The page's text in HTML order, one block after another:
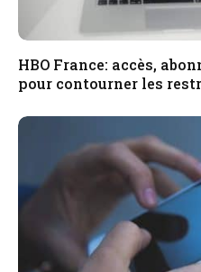
HBO France: accès,
pour contourner les